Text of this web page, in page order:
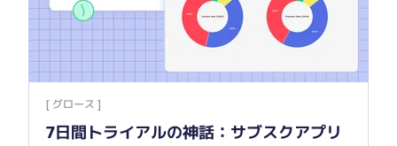
[ グロース ]
7日間トライアルの神話：サブスクアプリ